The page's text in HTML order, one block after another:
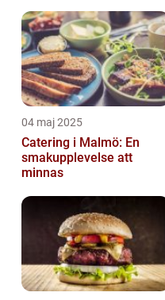
04 maj 2025
Catering i Malmö: En
smakupplevelse att
minnas